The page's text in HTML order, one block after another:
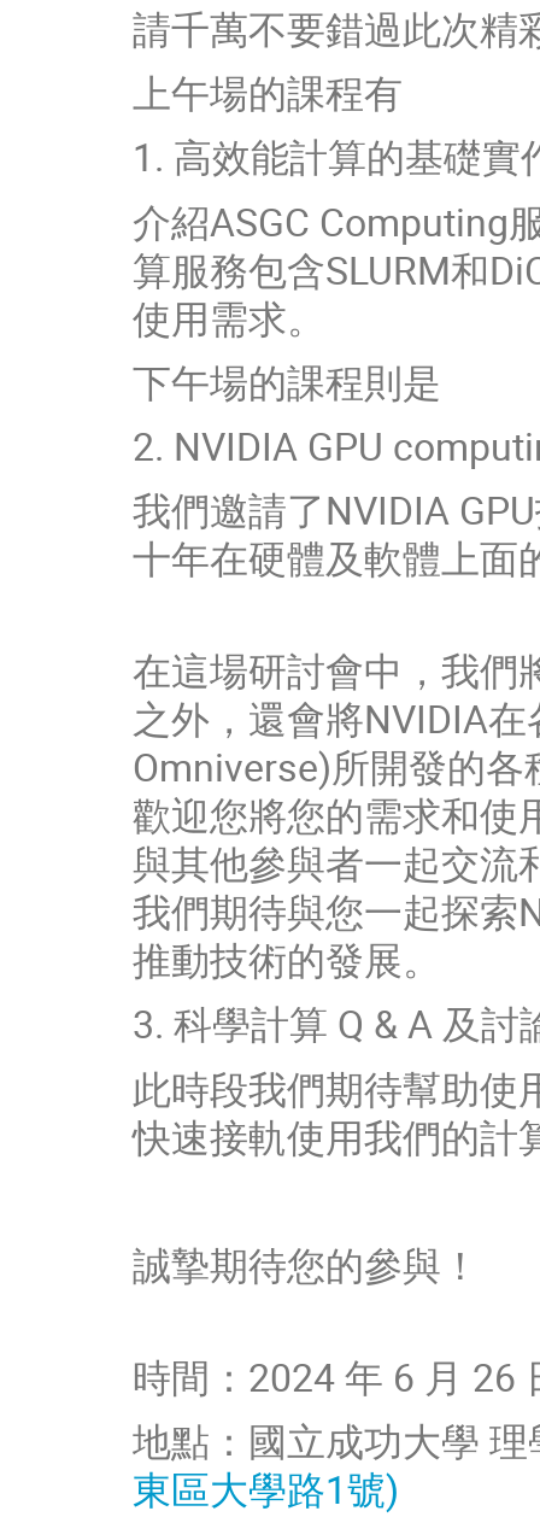
請千萬不要錯過此次精
上午場的課程有
1. 高效能計算的基礎實
介紹ASGC Computing
算服務包含SLURM和
使用需求。
下午場的課程則是
2. NVIDIA GPU
我們邀請了NVIDIA
十年在硬體及軟體上面
在這場研討會中，我們
之外，還會將NVIDIA
Omniverse)所開發的
歡迎您將您的需求和使
與其他參與者一起交流
我們期待與您一起探索
推動技術的發展。
3. 科學計算 Q & A 及討
此時段我們期待幫助使
快速接軌使用我們的計
誠摯期待您的參與！
時間：2024 年 6 月
地點：國立成功大學
東區大學路1號)